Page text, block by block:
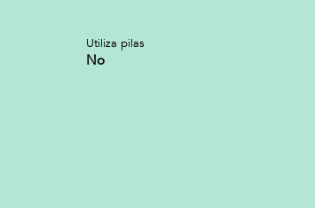
Utiliza pilas
No